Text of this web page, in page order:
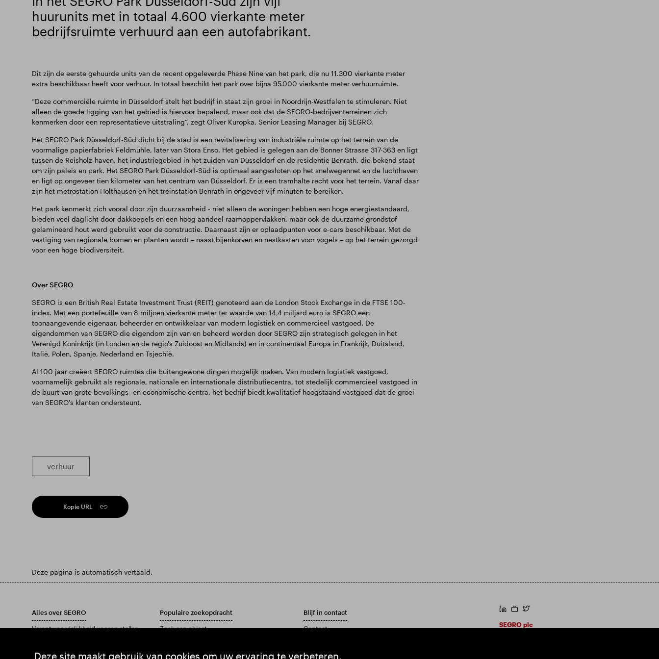
Deze site maakt gebruik van cookies om uw ervaring te verbeteren.
huurunits met in totaal 4.600 vierkante meter
bedrijfsruimte verhuurd aan een autofabrikant.
Dit zijn de eerste gehuurde units van de recent opgeleverde Phase Nine van het park, die nu 11.300 vierkante meter
extra beschikbaar heeft voor verhuur. In totaal beschikt het park over bijna 95.000 vierkante meter verhuurruimte.
“Deze commerciële ruimte in Düsseldorf stelt het bedrijf in staat zijn groei in Noordrijn-Westfalen te stimuleren. Niet
alleen de goede ligging van het gebied is hiervoor bepalend, maar ook dat de SEGRO-bedrijventerreinen zich
kenmerken door een representatieve uitstraling”, zegt Oliver Kuropka, Senior Leasing Manager bij SEGRO.
Het SEGRO Park Düsseldorf-Süd dicht bij de stad is een revitalisering van industriële ruimte op het terrein van de
voormalige papierfabriek Feldmühle, later van Stora Enso. Het gebied is gelegen aan de Bonner Strasse 317-363 en ligt
tussen de Reisholz-haven, het industriegebied in het zuiden van Düsseldorf en de residentie Benrath, die bekend staat
om zijn paleis en park. Het SEGRO Park Düsseldorf-Süd is optimaal aangesloten op het snelwegennet en de luchthaven
en ligt op ongeveer tien kilometer van het centrum van Düsseldorf. Er is een tramhalte recht voor het terrein. Vanaf daar
zijn het metrostation Holthausen en het treinstation Benrath in ongeveer vijf minuten te bereiken.
Het park kenmerkt zich vooral door zijn duurzaamheid - niet alleen de woningen hebben een hoge energiestandaard,
bieden veel daglicht door dakkoepels en een hoog aandeel raamoppervlakken, maar ook de duurzame grondstof
gelamineerd hout werd gebruikt voor de constructie. Daarnaast zijn er oplaadpunten voor e-cars beschikbaar. Met de
vestiging van regionale bomen en planten wordt – naast bijenkorven en nestkasten voor vogels – op het terrein gezorgd
voor een hoge biodiversiteit.
Over SEGRO
SEGRO is een British Real Estate Investment Trust (REIT) genoteerd aan de London Stock Exchange in de FTSE 100-
index. Met een portefeuille van 8 miljoen vierkante meter ter waarde van 14,4 miljard euro is SEGRO een
toonaangevende eigenaar, beheerder en ontwikkelaar van modern logistiek en commercieel vastgoed. De
eigendommen van SEGRO die eigendom zijn van en beheerd worden door SEGRO zijn strategisch gelegen in het
Verenigd Koninkrijk (in Londen en de regio's Zuidoost en Midlands) en in continentaal Europa in Frankrijk, Duitsland,
Italië, Polen, Spanje, Nederland en Tsjechië.
Al 100 jaar creëert SEGRO ruimtes die buitengewone dingen mogelijk maken. Van modern logistiek vastgoed,
voornamelijk gebruikt als regionale, nationale en internationale distributiecentra, tot stedelijk commercieel vastgoed in
de buurt van grote bevolkings- en economische centra, het bedrijf biedt kwalitatief hoogstaand vastgoed dat de groei
van SEGRO's klanten ondersteunt.
verhuur
Kopie URL
Deze pagina is automatisch vertaald.
Alles over SEGRO
Verantwoordelijkheid voorop stellen
Inzichten
Populaire zoekopdracht
Zoek een object
Download ons jaarverslag en jaarrekening
Blijf in contact
Contact
https://www.linkedin.com/
https://www.youtube.com/
https://twitter.com/segroplc
SEGRO plc